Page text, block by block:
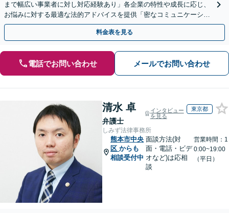
まで幅広い事業者に対し対応経験あり」各企業の特性や成長に応じ、
お悩みに対する最適な法的アドバイスを提供「密なコミュニケーショ
ンを通じ、適切な解決策をご提案」【休日・夜間相談可】
料金表を見る
電話でお問い合わせ メールでお問い合わせ
清水 卓
弁護士
インタビュー
を見る
東京都
しみず法律事務所
熊本市中央
区 からも
相談受付中
面談方法(対
面・電話・ビデ
オなど)は応相
談
営業時間：1
0:00~19:00
（平日）